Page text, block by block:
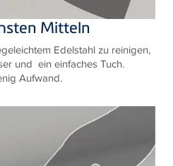
Mitteln
Edelstahl zu reinigen,
und ein einfaches Tuch.
Aufwand.